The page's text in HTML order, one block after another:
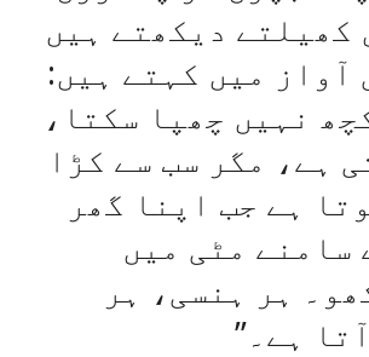
کھیلتے دیکھتے ہیں
آواز میں کہتے ہیں:
نہیں چھپا سکتا،
ہے، مگر سب سے کڑا
ہے جب اپنا گھر
سامنے مٹی میں
ہر ہنسی، ہر
ہے۔”